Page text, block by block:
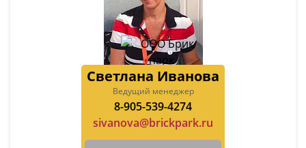
Светлана Иванова
Ведущий менеджер
8-905-539-4274
sivanova@brickpark.ru